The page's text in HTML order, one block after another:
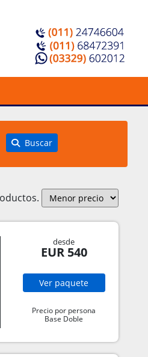
Buscar
desde
EUR 540
Ver paquete
Precio por persona
Base Doble